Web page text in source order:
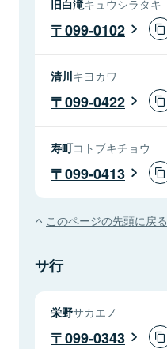
旧白滝キュウシラタキ
099-0102
清川キヨカワ
099-0422
寿町コトブキチョウ
099-0413
このページの先頭に戻る
サ行
栄野サカエノ
099-0343